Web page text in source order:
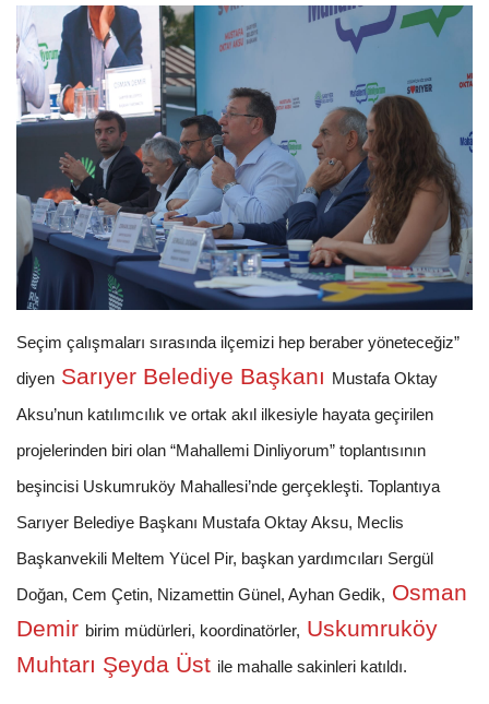
Seçim çalışmaları sırasında ilçemizi hep beraber yöneteceğiz”
diyen Sarıyer Belediye Başkanı Mustafa Oktay
Aksu’nun katılımcılık ve ortak akıl ilkesiyle hayata geçirilen
projelerinden biri olan “Mahallemi Dinliyorum” toplantısının
beşincisi Uskumruköy Mahallesi’nde gerçekleşti. Toplantıya
Sarıyer Belediye Başkanı Mustafa Oktay Aksu, Meclis
Başkanvekili Meltem Yücel Pir, başkan yardımcıları Sergül
Doğan, Cem Çetin, Nizamettin Günel, Ayhan Gedik, Osman
Demir birim müdürleri, koordinatörler, Uskumruköy
Muhtarı Şeyda Üst ile mahalle sakinleri katıldı.